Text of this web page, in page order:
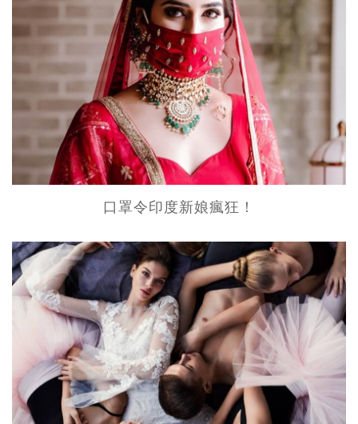
口罩令印度新娘瘋狂！